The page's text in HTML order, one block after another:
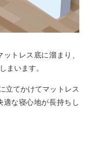
トレス底に溜まり、
まいます。
立てかけてマットレス
な寝心地が長持ちし